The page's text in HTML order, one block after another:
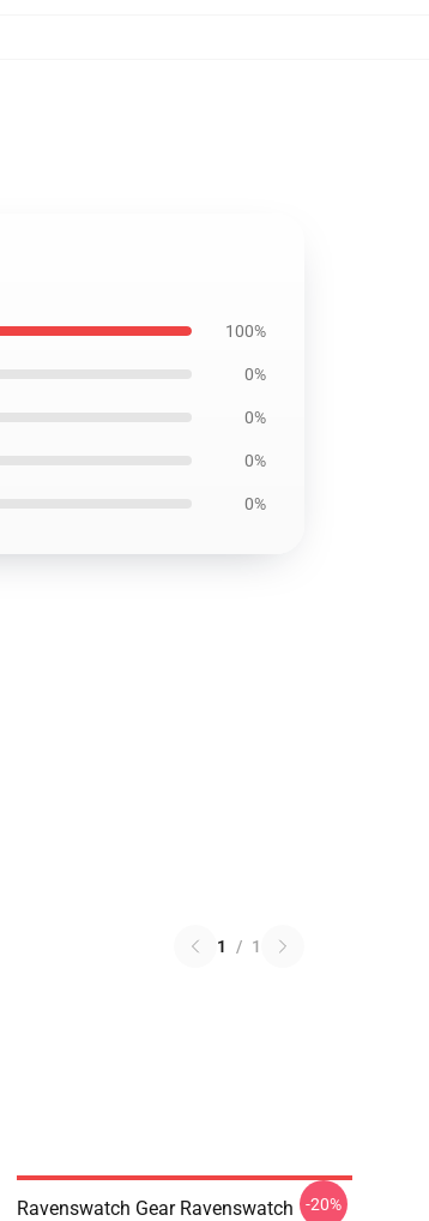
100%
0%
0%
0%
0%
1 / 1
Ravenswatch Gear Ravenswatch
-20%